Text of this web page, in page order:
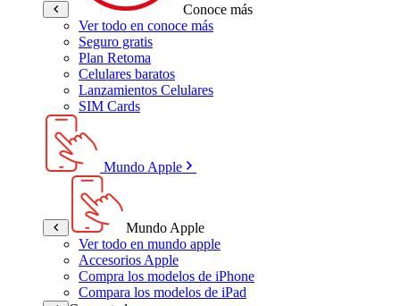
Conoce más
Ver todo en conoce más
Seguro gratis
Plan Retoma
Celulares baratos
Lanzamientos Celulares
SIM Cards
Mundo Apple
Mundo Apple
Ver todo en mundo apple
Accesorios Apple
Compra los modelos de iPhone
Compara los modelos de iPad